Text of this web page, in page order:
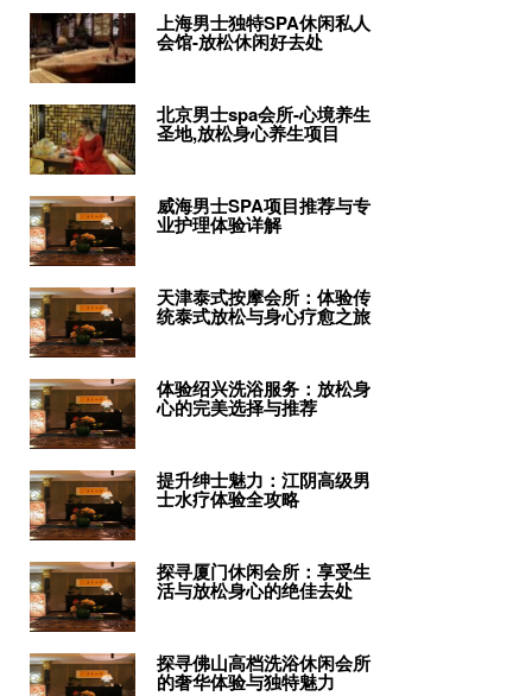
上海男士独特SPA休闲私人
会馆-放松休闲好去处
北京男士spa会所-心境养生
圣地,放松身心养生项目
威海男士SPA项目推荐与专
业护理体验详解
天津泰式按摩会所：体验传
统泰式放松与身心疗愈之旅
体验绍兴洗浴服务：放松身
心的完美选择与推荐
提升绅士魅力：江阴高级男
士水疗体验全攻略
探寻厦门休闲会所：享受生
活与放松身心的绝佳去处
探寻佛山高档洗浴休闲会所
的奢华体验与独特魅力